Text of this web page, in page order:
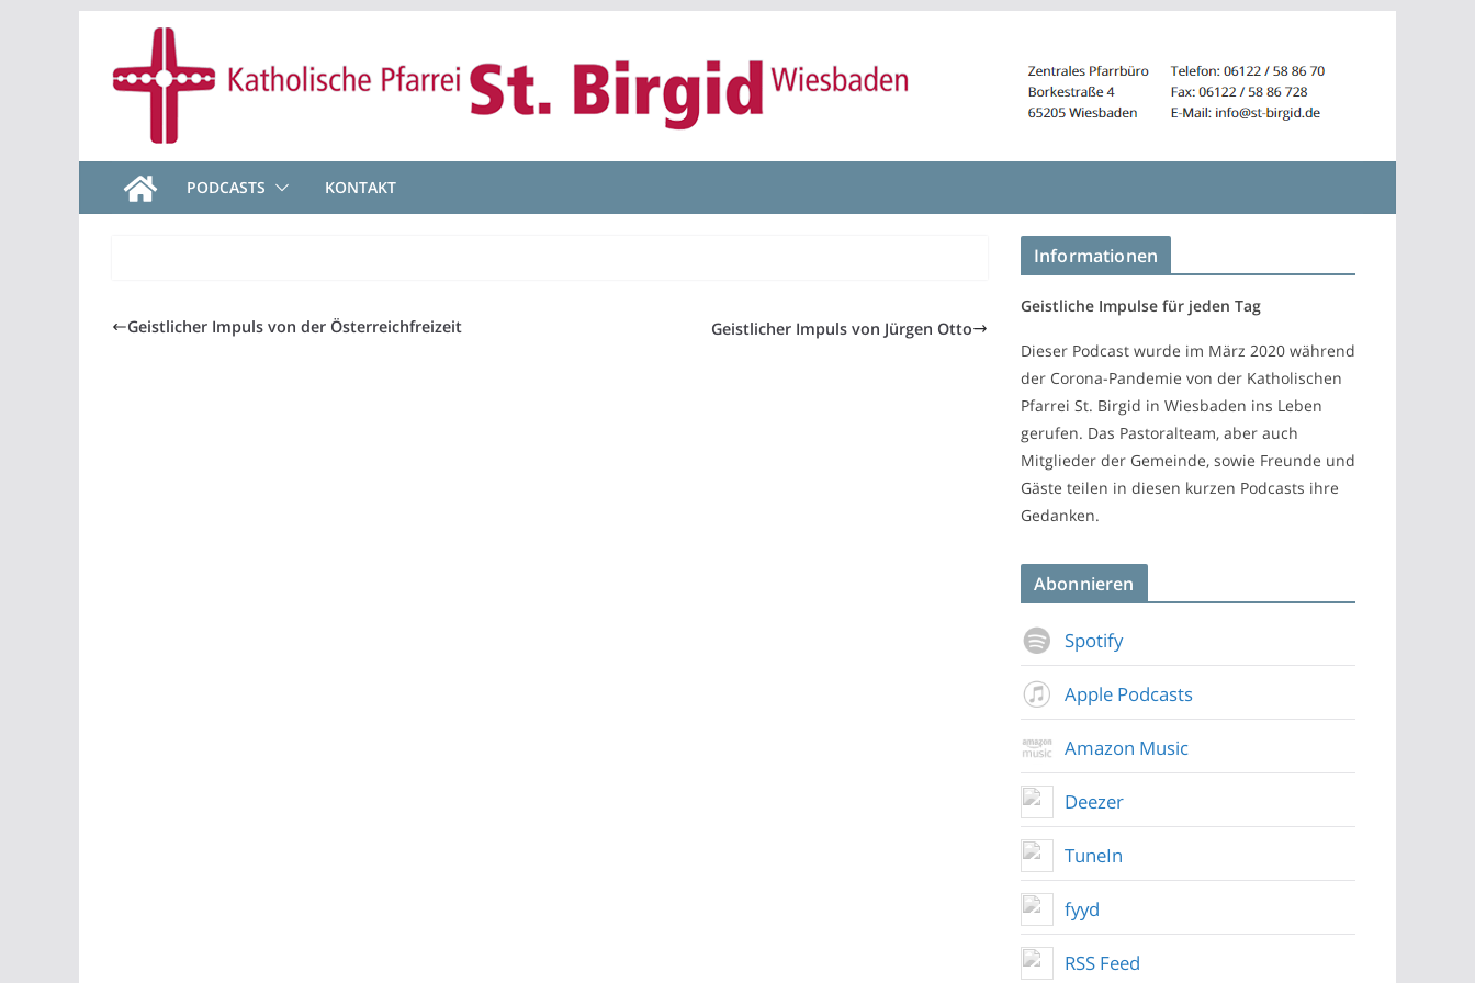
springen
PODCASTS KONTAKT
Geistlicher Impuls von der Österreichfreizeit Geistlicher Impuls von Jürgen Otto
Informationen
Geistliche Impulse für jeden Tag
Dieser Podcast wurde im März 2020 während
der Corona-Pandemie von der Katholischen
Pfarrei St. Birgid in Wiesbaden ins Leben
gerufen. Das Pastoralteam, aber auch
Mitglieder der Gemeinde, sowie Freunde und
Gäste teilen in diesen kurzen Podcasts ihre
Gedanken.
Abonnieren
Spotify
Apple Podcasts
Amazon Music
Deezer
TuneIn
fyyd
RSS Feed